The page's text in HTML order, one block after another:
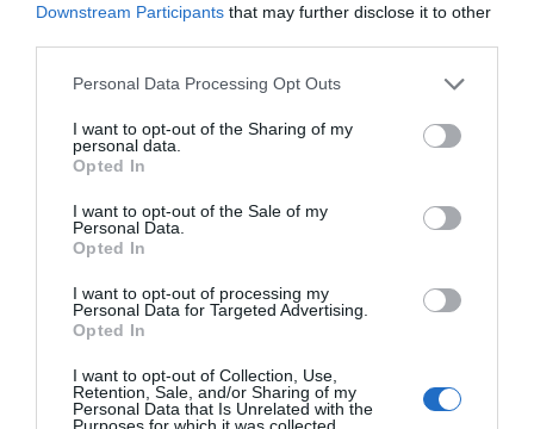
Downstream Participants that may further disclose it to other
Personal Data Processing Opt Outs
I want to opt-out of the Sharing of my
personal data.
Opted In
I want to opt-out of the Sale of my
Personal Data.
Opted In
I want to opt-out of processing my
Personal Data for Targeted Advertising.
Opted In
I want to opt-out of Collection, Use,
Retention, Sale, and/or Sharing of my
Personal Data that Is Unrelated with the
Purposes for which it was collected.
Nos restantes resultados, Beatriz Franco foi quarta
classificada em sub-19 femininos, Leandro Santos
terminou na quarta posição em sub-19 masculinos,
terminou em 11.º lugar em M40 e Pedro Ferreira foi 16.º em
A próxima etapa do circuito está marcada para 10 de maio,
em Oeiras, onde o clube espera voltar a discutir os
primeiros lugares.